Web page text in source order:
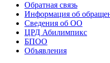
Обратная связь
Информация об
Сведения об ОО
ЦРД Абилимпикс
БПОО
Объявления